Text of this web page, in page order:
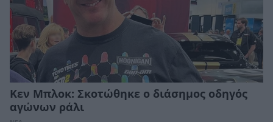
Κεν Μπλοκ: Σκοτώθηκε ο διάσημος οδηγός
αγώνων ράλι